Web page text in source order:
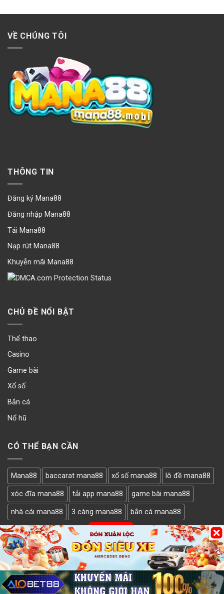
VỀ CHÚNG TÔI
THÔNG TIN
Đăng ký Mana88
Đăng nhập Mana88
Tải Mana88
Nạp rút Mana88
Khuyễn mãi Mana88
CHỦ ĐỀ NỔI BẬT
Thể thao
Casino
Game bài
Xổ số
Bắn cá
Nổ hũ
CÓ THỂ BẠN CẦN
Mana88 baccarat mana88 xổ số mana88 lô đề mana88
xóc đĩa mana88 tải app mana88 game bài mana88
nhà cái mana88 3 càng mana88 bắn cá mana88
LẤY MÃ
Bản quyền thuộc về nhà cái Mana88. Nhà tài trợcf68,cfun68,
gi88